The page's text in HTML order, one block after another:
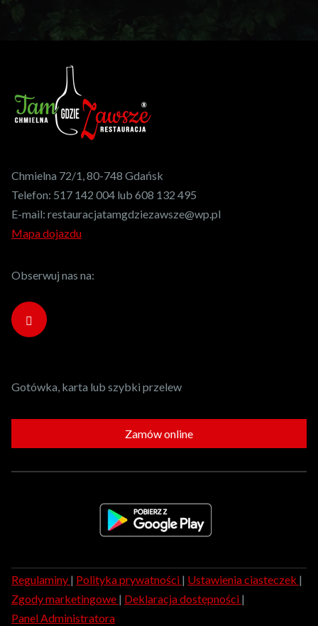
Chmielna 72/1, 80-748 Gdańsk
Telefon: 517 142 004 lub 608 132 495
E-mail: restauracjatamgdziezawsze@wp.pl
Mapa dojazdu
Obserwuj nas na:
Gotówka, karta lub szybki przelew
Zamów online
Regulaminy | Polityka prywatności | Ustawienia ciasteczek |
Zgody marketingowe | Deklaracja dostępności |
Panel Administratora